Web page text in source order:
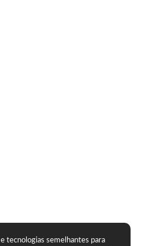
e tecnologias semelhantes para